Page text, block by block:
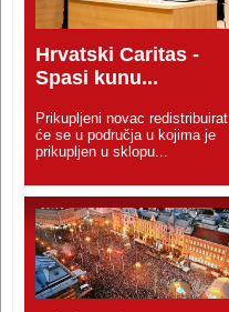
Hrvatski Caritas -
Spasi kunu...
Prikupljeni novac redistribuirat
će se u područja u kojima je
prikupljen u sklopu...